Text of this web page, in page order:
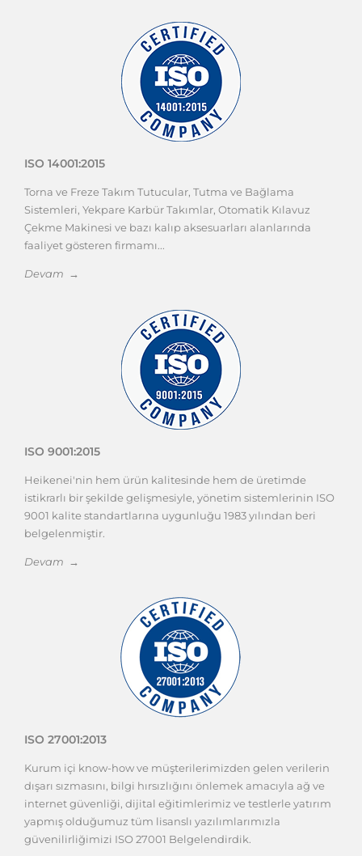
ISO 14001:2015
Torna ve Freze Takım Tutucular, Tutma ve Bağlama
Sistemleri, Yekpare Karbür Takımlar, Otomatik Kılavuz
Çekme Makinesi ve bazı kalıp aksesuarları alanlarında
faaliyet gösteren firmamı...
Devam →
ISO 9001:2015
Heikenei'nin hem ürün kalitesinde hem de üretimde
istikrarlı bir şekilde gelişmesiyle, yönetim sistemlerinin ISO
9001 kalite standartlarına uygunluğu 1983 yılından beri
belgelenmiştir.
Devam →
ISO 27001:2013
Kurum içi know-how ve müşterilerimizden gelen verilerin
dışarı sızmasını, bilgi hırsızlığını önlemek amacıyla ağ ve
internet güvenliği, dijital eğitimlerimiz ve testlerle yatırım
yapmış olduğumuz tüm lisanslı yazılımlarımızla
güvenilirliğimizi ISO 27001 Belgelendirdik.